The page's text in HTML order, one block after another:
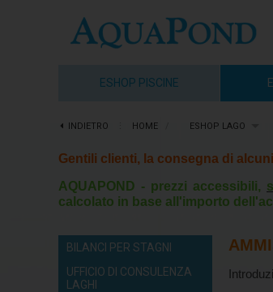
ESHOP PISCINE
INDIETRO HOME ESHOP LAGO
Gentili clienti, la consegna di
AQUAPOND - prezzi accessibili,
calcolato in base all'importo
BILANCI PER STAGNI
UFFICIO DI CONSULENZA
LAGHI